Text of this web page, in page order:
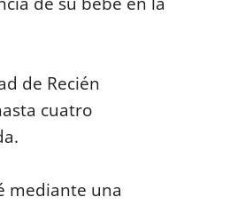
de Recién
cuatro
mediante una